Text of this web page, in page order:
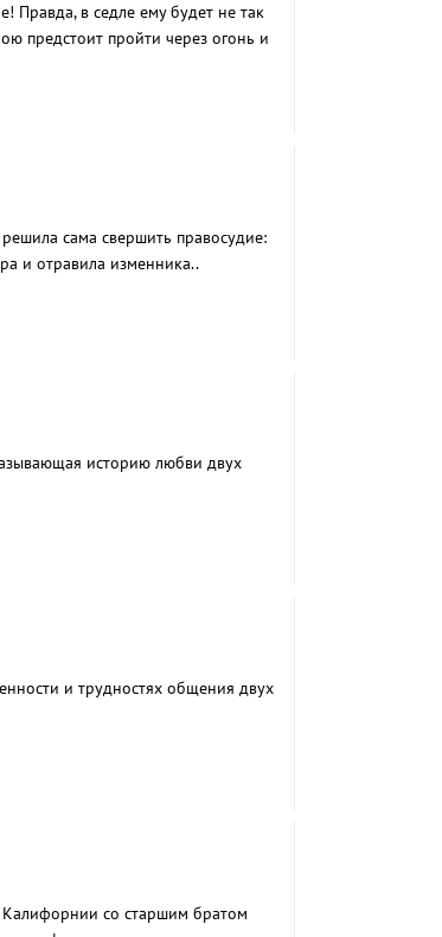
Правда, в седле ему будет не так
предстоит пройти через огонь и
сама свершить правосудие:
и отравила изменника..
историю любви двух
и трудностях общения двух
Калифорнии со старшим братом